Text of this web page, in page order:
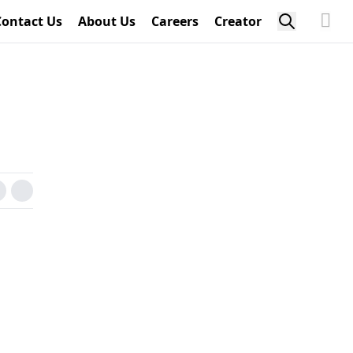
Us About Us Careers Creator